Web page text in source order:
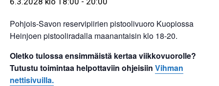
Pohjois-Savon reservipiirien pistoolivuoro Kuopiossa
Heinjoen pistooliradalla maanantaisin klo 18-20.
Oletko tulossa ensimmäistä kertaa viikkovuorolle?
Tutustu toimintaa helpottaviin ohjeisiin Vihman
nettisivuilla.